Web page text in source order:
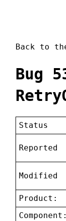
Back to
Bug
Status
Reported
Modified
Product:
Component: